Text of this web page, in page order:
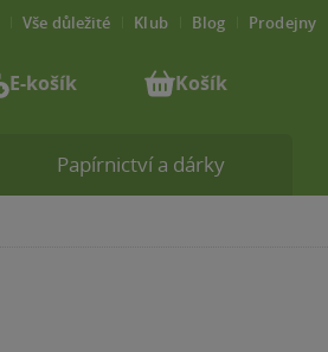
Papírnictví a dárky
Vše důležité Klub Blog Prodejny
E-košík Košík